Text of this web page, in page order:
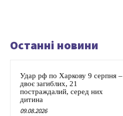
Останні новини
Удар рф по Харкову 9 серпня –
двоє загиблих, 21
постраждалий, серед них
дитина
09.08.2026